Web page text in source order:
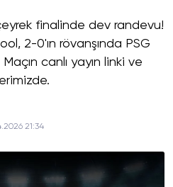
finalinde dev randevu!
2-0'ın rövanşında PSG
Maçın canlı yayın linki ve
21:34